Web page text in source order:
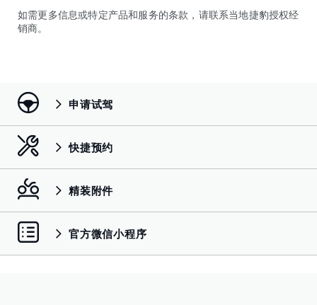
如需更多信息或特定产品和服务的条款，请联系当地捷豹授权经
销商。
申请试驾
快捷预约
精装附件
官方微信小程序